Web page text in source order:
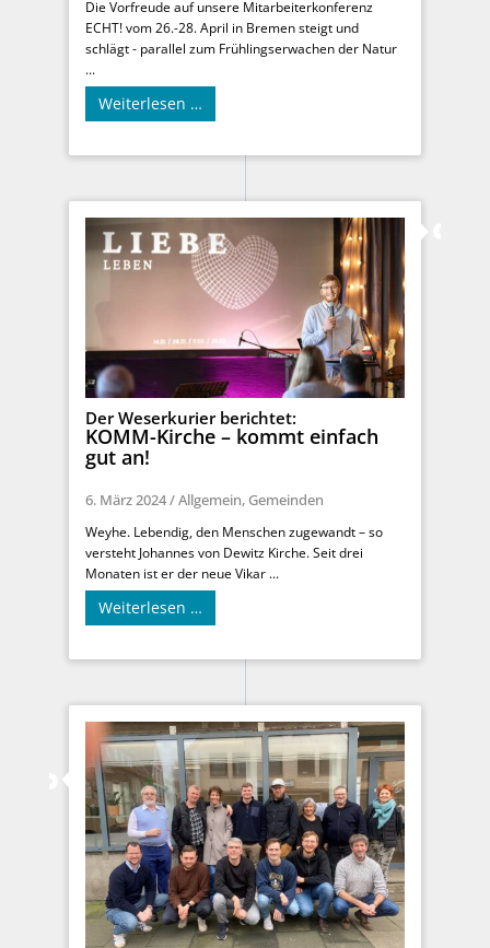
Die Vorfreude auf unsere Mitarbeiterkonferenz
ECHT! vom 26.-28. April in Bremen steigt und
schlägt - parallel zum Frühlingserwachen der Natur
...
Weiterlesen …
Der Weserkurier berichtet:
KOMM-Kirche – kommt einfach
gut an!
6. März 2024/Allgemein, Gemeinden
Weyhe. Lebendig, den Menschen zugewandt – so
versteht Johannes von Dewitz Kirche. Seit drei
Monaten ist er der neue Vikar ...
Weiterlesen …